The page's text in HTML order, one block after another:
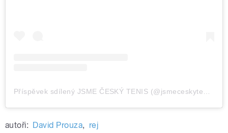
autoři: David Prouza, rej